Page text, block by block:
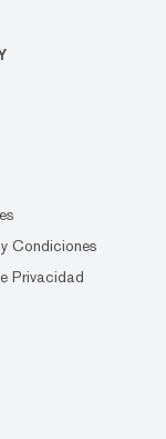
Condiciones
Privacidad